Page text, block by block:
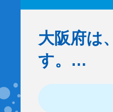
大阪府は
す。…